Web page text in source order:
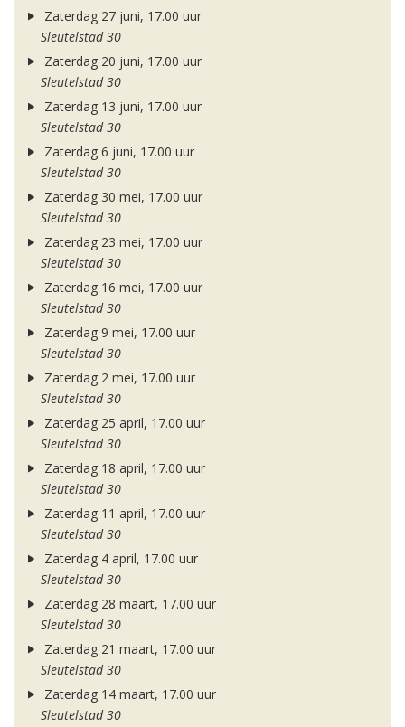
Zaterdag 27 juni, 17.00 uur
Sleutelstad 30
Zaterdag 20 juni, 17.00 uur
Sleutelstad 30
Zaterdag 13 juni, 17.00 uur
Sleutelstad 30
Zaterdag 6 juni, 17.00 uur
Sleutelstad 30
Zaterdag 30 mei, 17.00 uur
Sleutelstad 30
Zaterdag 23 mei, 17.00 uur
Sleutelstad 30
Zaterdag 16 mei, 17.00 uur
Sleutelstad 30
Zaterdag 9 mei, 17.00 uur
Sleutelstad 30
Zaterdag 2 mei, 17.00 uur
Sleutelstad 30
Zaterdag 25 april, 17.00 uur
Sleutelstad 30
Zaterdag 18 april, 17.00 uur
Sleutelstad 30
Zaterdag 11 april, 17.00 uur
Sleutelstad 30
Zaterdag 4 april, 17.00 uur
Sleutelstad 30
Zaterdag 28 maart, 17.00 uur
Sleutelstad 30
Zaterdag 21 maart, 17.00 uur
Sleutelstad 30
Zaterdag 14 maart, 17.00 uur
Sleutelstad 30